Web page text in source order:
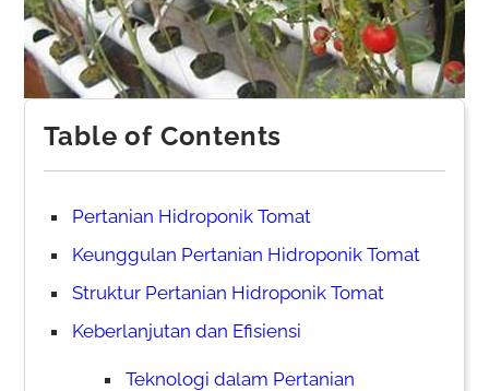
Table of Contents
Pertanian Hidroponik Tomat
Keunggulan Pertanian Hidroponik Tomat
Struktur Pertanian Hidroponik Tomat
Keberlanjutan dan Efisiensi
Teknologi dalam Pertanian